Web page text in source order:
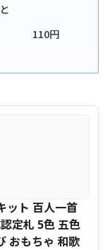
110円
ット 百人一首
定札 5色 五色
おもちゃ 和歌